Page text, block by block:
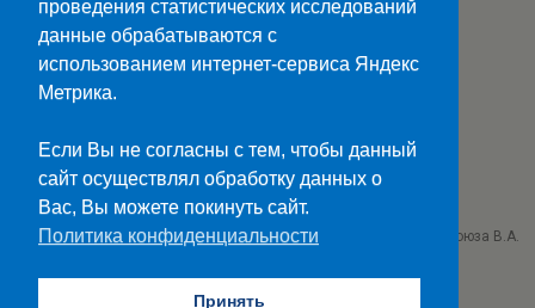
Мобильн.
Министерство науки и высшего образования>>
Госуслуги>>
ГБПОУ "Ставропольский колледж связи им. Героя Советского Союза В.А.
проведения статистических исследований
данные обрабатываются с
использованием интернет-сервиса Яндекс
Метрика.
Если Вы не согласны с тем, чтобы данный
сайт осуществлял обработку данных о
Вас, Вы можете покинуть сайт.
Политика конфиденциальности
Принять